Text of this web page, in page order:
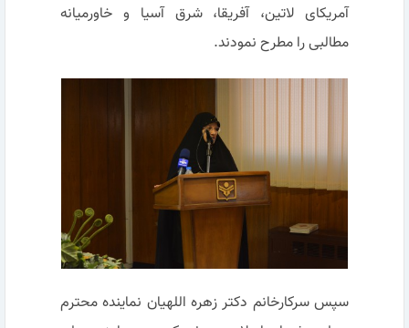
آمریکای لاتین، آفریقا، شرق آسیا و خاورمیانه
مطالبی را مطرح نمودند.
سپس سرکارخانم دکتر زهره اللهیان نماینده محترم